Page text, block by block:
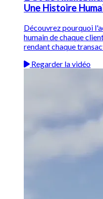
Une Histoire
Découvrez pourquoi
humain de chaque
rendant chaque
Regarder la vidéo